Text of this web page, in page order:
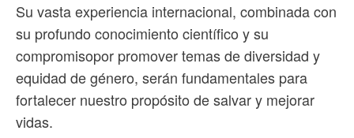
Su vasta experiencia internacional, combinada con
su profundo conocimiento científico y su
compromisopor promover temas de diversidad y
equidad de género, serán fundamentales para
fortalecer nuestro propósito de salvar y mejorar
vidas.